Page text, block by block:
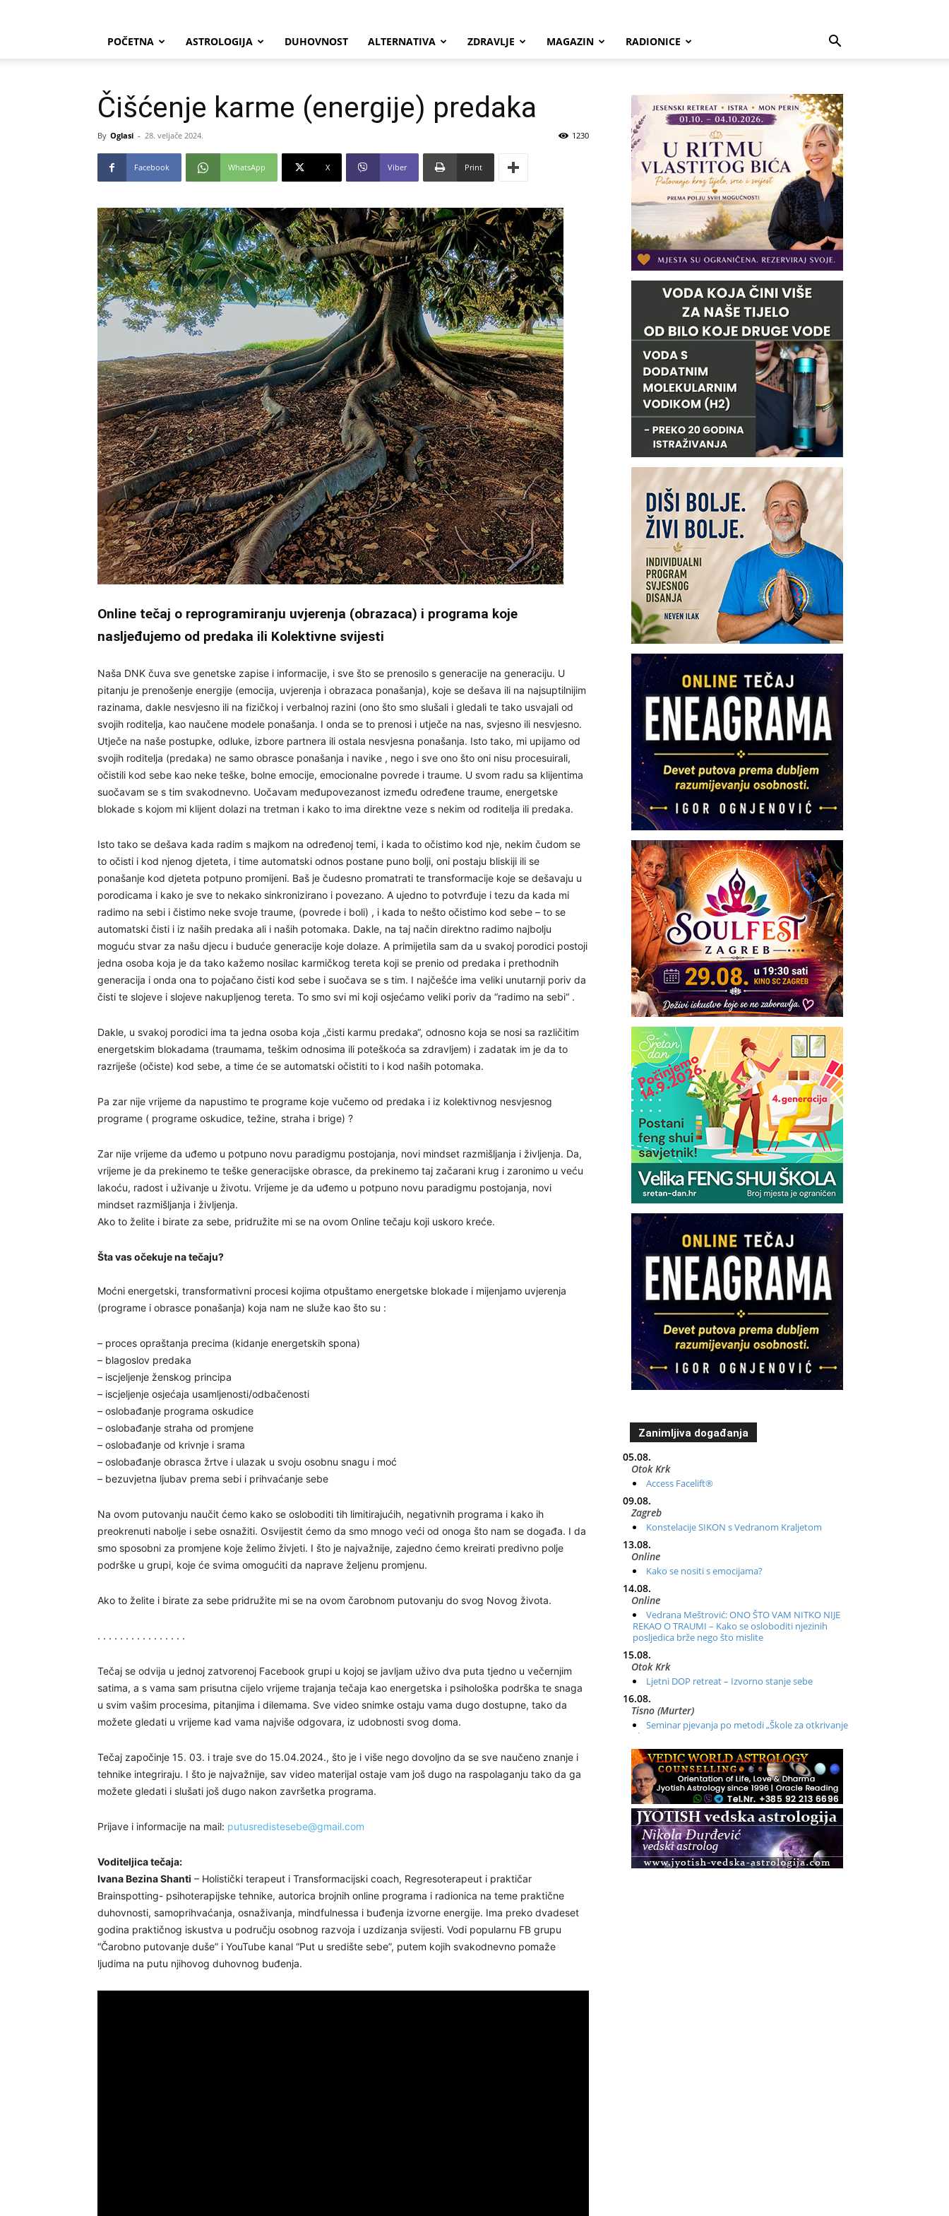
POČETNA ASTROLOGIJA DUHOVNOST ALTERNATIVA ZDRAVLJE MAGAZIN RADIONICE
Čišćenje karme (energije) predaka
By Oglasi - 28. veljače 2024. 1230
Facebook WhatsApp X Viber Print
Online tečaj o reprogramiranju uvjerenja (obrazaca) i programa koje
nasljeđujemo od predaka ili Kolektivne svijesti
Naša DNK čuva sve genetske zapise i informacije, i sve što se prenosilo s generacije na generaciju. U
pitanju je prenošenje energije (emocija, uvjerenja i obrazaca ponašanja), koje se dešava ili na najsuptilnijim
razinama, dakle nesvjesno ili na fizičkoj i verbalnoj razini (ono što smo slušali i gledali te tako usvajali od
svojih roditelja, kao naučene modele ponašanja. I onda se to prenosi i utječe na nas, svjesno ili nesvjesno.
Utječe na naše postupke, odluke, izbore partnera ili ostala nesvjesna ponašanja. Isto tako, mi upijamo od
svojih roditelja (predaka) ne samo obrasce ponašanja i navike , nego i sve ono što oni nisu procesuirali,
očistili kod sebe kao neke teške, bolne emocije, emocionalne povrede i traume. U svom radu sa klijentima
suočavam se s tim svakodnevno. Uočavam međupovezanost između određene traume, energetske
blokade s kojom mi klijent dolazi na tretman i kako to ima direktne veze s nekim od roditelja ili predaka.
Isto tako se dešava kada radim s majkom na određenoj temi, i kada to očistimo kod nje, nekim čudom se
to očisti i kod njenog djeteta, i time automatski odnos postane puno bolji, oni postaju bliskiji ili se
ponašanje kod djeteta potpuno promijeni. Baš je čudesno promatrati te transformacije koje se dešavaju u
porodicama i kako je sve to nekako sinkronizirano i povezano. A ujedno to potvrđuje i tezu da kada mi
radimo na sebi i čistimo neke svoje traume, (povrede i boli) , i kada to nešto očistimo kod sebe – to se
automatski čisti i iz naših predaka ali i naših potomaka. Dakle, na taj način direktno radimo najbolju
moguću stvar za našu djecu i buduće generacije koje dolaze. A primijetila sam da u svakoj porodici postoji
jedna osoba koja je da tako kažemo nosilac karmičkog tereta koji se prenio od predaka i prethodnih
generacija i onda ona to pojačano čisti kod sebe i suočava se s tim. I najčešće ima veliki unutarnji poriv da
čisti te slojeve i slojeve nakupljenog tereta. To smo svi mi koji osjećamo veliki poriv da “radimo na sebi“ .
Dakle, u svakoj porodici ima ta jedna osoba koja „čisti karmu predaka“, odnosno koja se nosi sa različitim
energetskim blokadama (traumama, teškim odnosima ili poteškoća sa zdravljem) i zadatak im je da to
razriješe (očiste) kod sebe, a time će se automatski očistiti to i kod naših potomaka.
Pa zar nije vrijeme da napustimo te programe koje vučemo od predaka i iz kolektivnog nesvjesnog
programe ( programe oskudice, težine, straha i brige) ?
Zar nije vrijeme da uđemo u potpuno novu paradigmu postojanja, novi mindset razmišljanja i življenja. Da,
vrijeme je da prekinemo te teške generacijske obrasce, da prekinemo taj začarani krug i zaronimo u veću
lakoću, radost i uživanje u životu. Vrijeme je da uđemo u potpuno novu paradigmu postojanja, novi
mindset razmišljanja i življenja.
Ako to želite i birate za sebe, pridružite mi se na ovom Online tečaju koji uskoro kreće.
Šta vas očekuje na tečaju?
Moćni energetski, transformativni procesi kojima otpuštamo energetske blokade i mijenjamo uvjerenja
(programe i obrasce ponašanja) koja nam ne služe kao što su :
– proces opraštanja precima (kidanje energetskih spona)
– blagoslov predaka
– iscjeljenje ženskog principa
– iscjeljenje osjećaja usamljenosti/odbačenosti
– oslobađanje programa oskudice
– oslobađanje straha od promjene
– oslobađanje od krivnje i srama
– oslobađanje obrasca žrtve i ulazak u svoju osobnu snagu i moć
– bezuvjetna ljubav prema sebi i prihvaćanje sebe
Na ovom putovanju naučit ćemo kako se osloboditi tih limitirajućih, negativnih programa i kako ih
preokrenuti nabolje i sebe osnažiti. Osvijestit ćemo da smo mnogo veći od onoga što nam se događa. I da
smo sposobni za promjene koje želimo živjeti. I što je najvažnije, zajedno ćemo kreirati predivno polje
podrške u grupi, koje će svima omogućiti da naprave željenu promjenu.
Ako to želite i birate za sebe pridružite mi se na ovom čarobnom putovanju do svog Novog života.
. . . . . . . . . . . . . . . .
Tečaj se odvija u jednoj zatvorenoj Facebook grupi u kojoj se javljam uživo dva puta tjedno u večernjim
satima, a s vama sam prisutna cijelo vrijeme trajanja tečaja kao energetska i psihološka podrška te snaga
u svim vašim procesima, pitanjima i dilemama. Sve video snimke ostaju vama dugo dostupne, tako da
možete gledati u vrijeme kad vama najviše odgovara, iz udobnosti svog doma.
Tečaj započinje 15. 03. i traje sve do 15.04.2024., što je i više nego dovoljno da se sve naučeno znanje i
tehnike integriraju. I što je najvažnije, sav video materijal ostaje vam još dugo na raspolaganju tako da ga
možete gledati i slušati još dugo nakon završetka programa.
Prijave i informacije na mail: putusredistesebe@gmail.com
Voditeljica tečaja:
Ivana Bezina Shanti – Holistički terapeut i Transformacijski coach, Regresoterapeut i praktičar
Brainspotting- psihoterapijske tehnike, autorica brojnih online programa i radionica na teme praktične
duhovnosti, samoprihvaćanja, osnaživanja, mindfulnessa i buđenja izvorne energije. Ima preko dvadeset
godina praktičnog iskustva u području osobnog razvoja i uzdizanja svijesti. Vodi popularnu FB grupu
“Čarobno putovanje duše” i YouTube kanal “Put u središte sebe”, putem kojih svakodnevno pomaže
ljudima na putu njihovog duhovnog buđenja.
Zanimljiva događanja
05.08.
Otok Krk
Access Facelift®
09.08.
Zagreb
Konstelacije SIKON s Vedranom Kraljetom
13.08.
Online
Kako se nositi s emocijama?
14.08.
Online
Vedrana Meštrović: ONO ŠTO VAM NITKO NIJE
REKAO O TRAUMI – Kako se osloboditi njezinih
posljedica brže nego što mislite
15.08.
Otok Krk
Ljetni DOP retreat – Izvorno stanje sebe
16.08.
Tisno (Murter)
Seminar pjevanja po metodi „Škole za otkrivanje
glasa“
20.08.
Online
Radionica: Pomagači iz drugih dimenzija Online –
otvoreno za sve
21.08.
Zagreb+Online
Osnovni ThetaHealing® tečaj, Zagreb i Online
22.08.
Pula